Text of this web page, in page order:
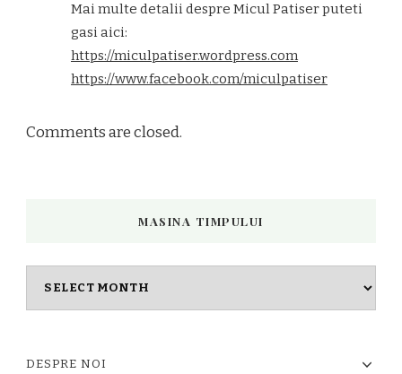
Mai multe detalii despre Micul Patiser puteti
gasi aici:
https://miculpatiser.wordpress.com
https://www.facebook.com/miculpatiser
Comments are closed.
MASINA TIMPULUI
DESPRE NOI